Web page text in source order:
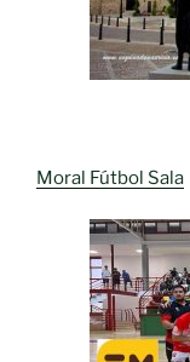
Moral Fútbol Sala